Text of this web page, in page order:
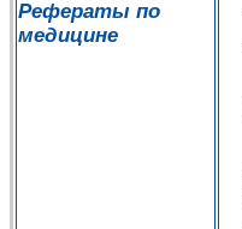
Рефераты по
медицине